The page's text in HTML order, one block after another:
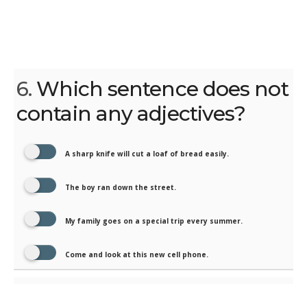
6. Which sentence does not
contain any adjectives?
A sharp knife will cut a loaf of bread easily.
The boy ran down the street.
My family goes on a special trip every summer.
Come and look at this new cell phone.